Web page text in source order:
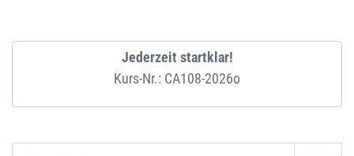
Jederzeit startklar!
Kurs-Nr.: CA108-2026o